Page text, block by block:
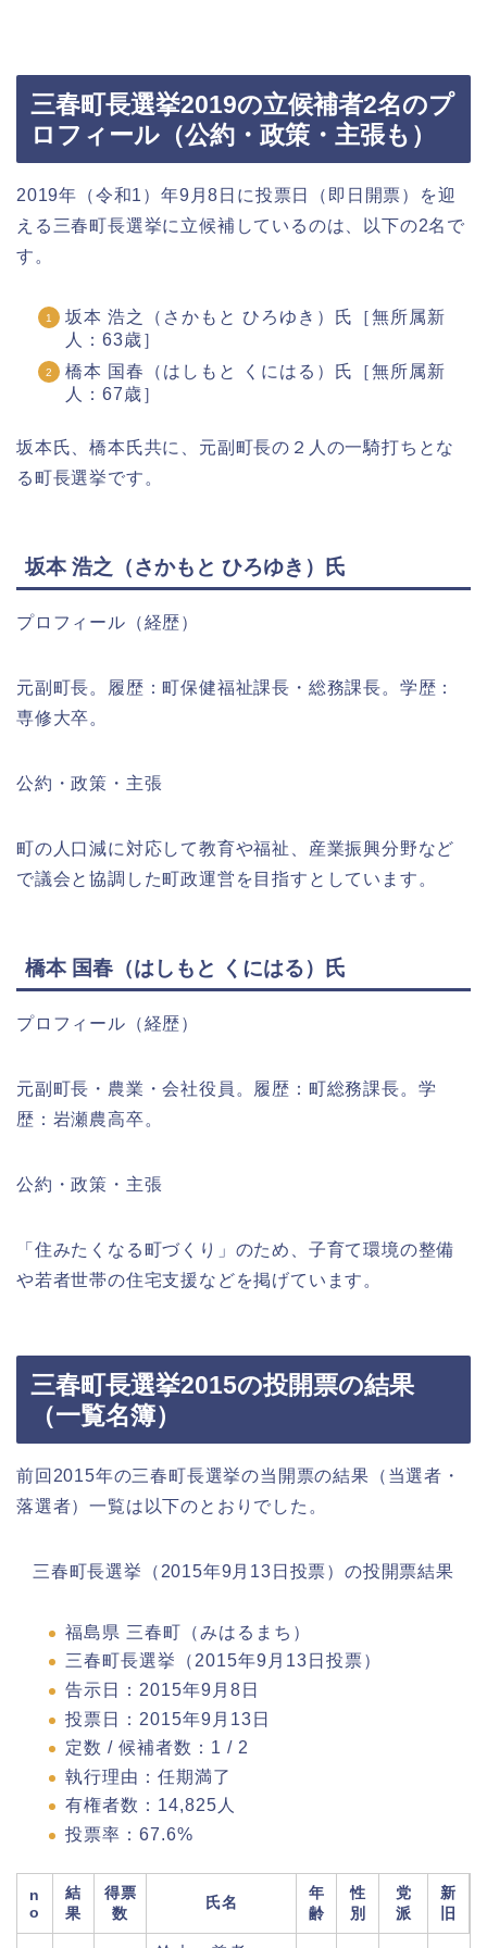
三春町長選挙2019の立候補者2名のプ
ロフィール（公約・政策・主張も）
2019年（令和1）年9月8日に投票日（即日開票）を迎
える三春町長選挙に立候補しているのは、以下の2名で
す。
坂本 浩之（さかもと ひろゆき）氏［無所属新
人：63歳］
橋本 国春（はしもと くにはる）氏［無所属新
人：67歳］
坂本氏、橋本氏共に、元副町長の２人の一騎打ちとな
る町長選挙です。
坂本 浩之（さかもと ひろゆき）氏
プロフィール（経歴）
元副町長。履歴：町保健福祉課長・総務課長。学歴：
専修大卒。
公約・政策・主張
町の人口減に対応して教育や福祉、産業振興分野など
で議会と協調した町政運営を目指すとしています。
橋本 国春（はしもと くにはる）氏
プロフィール（経歴）
元副町長・農業・会社役員。履歴：町総務課長。学
歴：岩瀬農高卒。
公約・政策・主張
「住みたくなる町づくり」のため、子育て環境の整備
や若者世帯の住宅支援などを掲げています。
三春町長選挙2015の投開票の結果
（一覧名簿）
前回2015年の三春町長選挙の当開票の結果（当選者・
落選者）一覧は以下のとおりでした。
三春町長選挙（2015年9月13日投票）の投開票結果
福島県 三春町（みはるまち）
三春町長選挙（2015年9月13日投票）
告示日：2015年9月8日
投票日：2015年9月13日
定数 / 候補者数：1 / 2
執行理由：任期満了
有権者数：14,825人
投票率：67.6%
n
o
結
果
得票
数
氏名
年
齢
性
別
党
派
新
旧